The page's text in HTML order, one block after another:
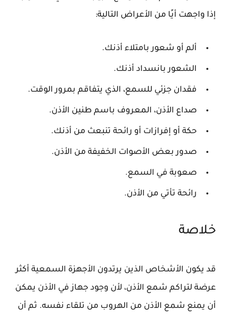
إذا واجهت أيًا من الأعراض التالية:
ألم أو شعور بامتلاء أذنك.
الشعور بانسداد أذنك.
فقدان جزئي للسمع، الذي يتفاقم بمرور الوقت.
صداع الأذن، المعروف باسم طنين الأذن.
حكة أو إفرازات أو رائحة تنبعث من أذنك.
صدور بعض الأصوات الخفيفة من الأذن.
صعوبة في السمع.
رائحة تأتي من الأذن.
خلاصة
قد يكون الأشخاص الذين يرتدون الأجهزة السمعية أكثر
عرضة لتراكم شمع الأذن، لأن وجود جهاز في الأذن يمكن
أن يمنع شمع الأذن من الهروب من تلقاء نفسه. ثم أن